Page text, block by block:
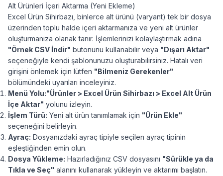
Alt Ürünleri İçeri Aktarma (Yeni Ekleme)
Excel Ürün Sihirbazı, binlerce alt ürünü (varyant) tek bir dosya
üzerinden toplu halde içeri aktarmanıza ve yeni alt ürünler
oluşturmanıza olanak tanır. İşlemlerinizi kolaylaştırmak adına
"Örnek CSV İndir" butonunu kullanabilir veya "Dışarı Aktar"
seçeneğiyle kendi şablonunuzu oluşturabilirsiniz. Hatalı veri
girişini önlemek için lütfen "Bilmeniz Gerekenler"
bölümündeki uyarıları inceleyiniz.
Menü Yolu:"Ürünler > Excel Ürün Sihirbazı > Excel Alt Ürün
İçe Aktar" yolunu izleyin.
İşlem Türü: Yeni alt ürün tanımlamak için "Ürün Ekle"
seçeneğini belirleyin.
Ayraç: Dosyanızdaki ayraç tipiyle seçilen ayraç tipinin
eşleştiğinden emin olun.
Dosya Yükleme: Hazırladığınız CSV dosyasını "Sürükle ya da
Tıkla ve Seç" alanını kullanarak yükleyin ve aktarımı başlatın.